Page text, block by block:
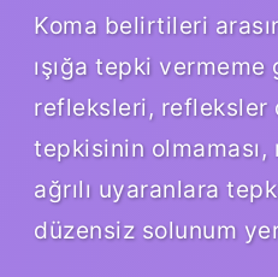
Koma belirtileri
ışığa tepki
refleksleri, refleksler
tepkisinin olmaması,
ağrılı uyaranlara
düzensiz solunum